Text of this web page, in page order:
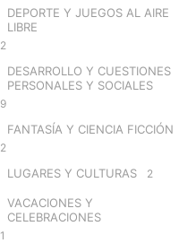
DEPORTE Y JUEGOS AL AIRE
LIBRE
2
DESARROLLO Y CUESTIONES
PERSONALES Y SOCIALES
9
FANTASÍA Y CIENCIA FICCIÓN
2
LUGARES Y CULTURAS 2
VACACIONES Y
CELEBRACIONES
1